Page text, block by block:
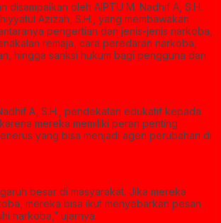
disampaikan oleh AIPTU M. Nadhif A, S.H.
Azizah, S.H., yang membawakan
pengertian dan jenis-jenis narkoba,
remaja, cara peredaran narkoba,
hingga sanksi hukum bagi pengguna dan
A, S.H., pendekatan edukatif kepada
mereka memiliki peran penting
yang bisa menjadi agen perubahan di
besar di masyarakat. Jika mereka
mereka bisa ikut menyebarkan pesan
narkoba,” ujarnya.